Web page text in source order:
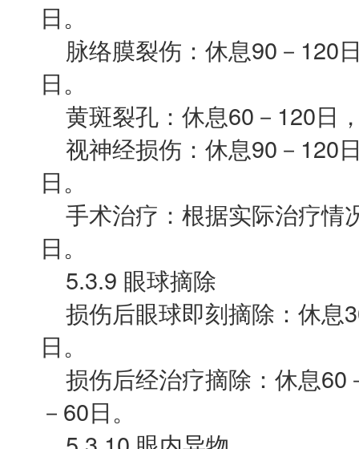
日。
脉络膜裂伤：休息90－120
日。
黄斑裂孔：休息60－120日
视神经损伤：休息90－120
日。
手术治疗：根据实际治疗情
日。
5.3.9 眼球摘除
损伤后眼球即刻摘除：休息
日。
损伤后经治疗摘除：休息60
－60日。